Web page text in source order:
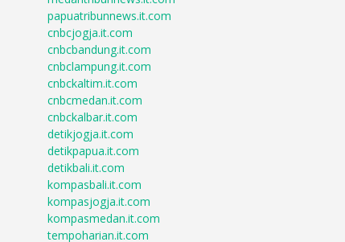
papuatribunnews.it.com
cnbcjogja.it.com
cnbcbandung.it.com
cnbclampung.it.com
cnbckaltim.it.com
cnbcmedan.it.com
cnbckalbar.it.com
detikjogja.it.com
detikpapua.it.com
detikbali.it.com
kompasbali.it.com
kompasjogja.it.com
kompasmedan.it.com
tempoharian.it.com